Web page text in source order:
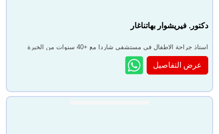
دكتور. فيريشوار بهاتناغار
استاذ جراحة الاطفال في مستشفى شاردا مع +40 سنوات من الخبرة
عرض التفاصيل